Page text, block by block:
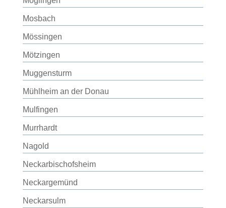
Mosbach
Mössingen
Mötzingen
Muggensturm
Mühlheim an der Donau
Mulfingen
Murrhardt
Nagold
Neckarbischofsheim
Neckargemünd
Neckarsulm